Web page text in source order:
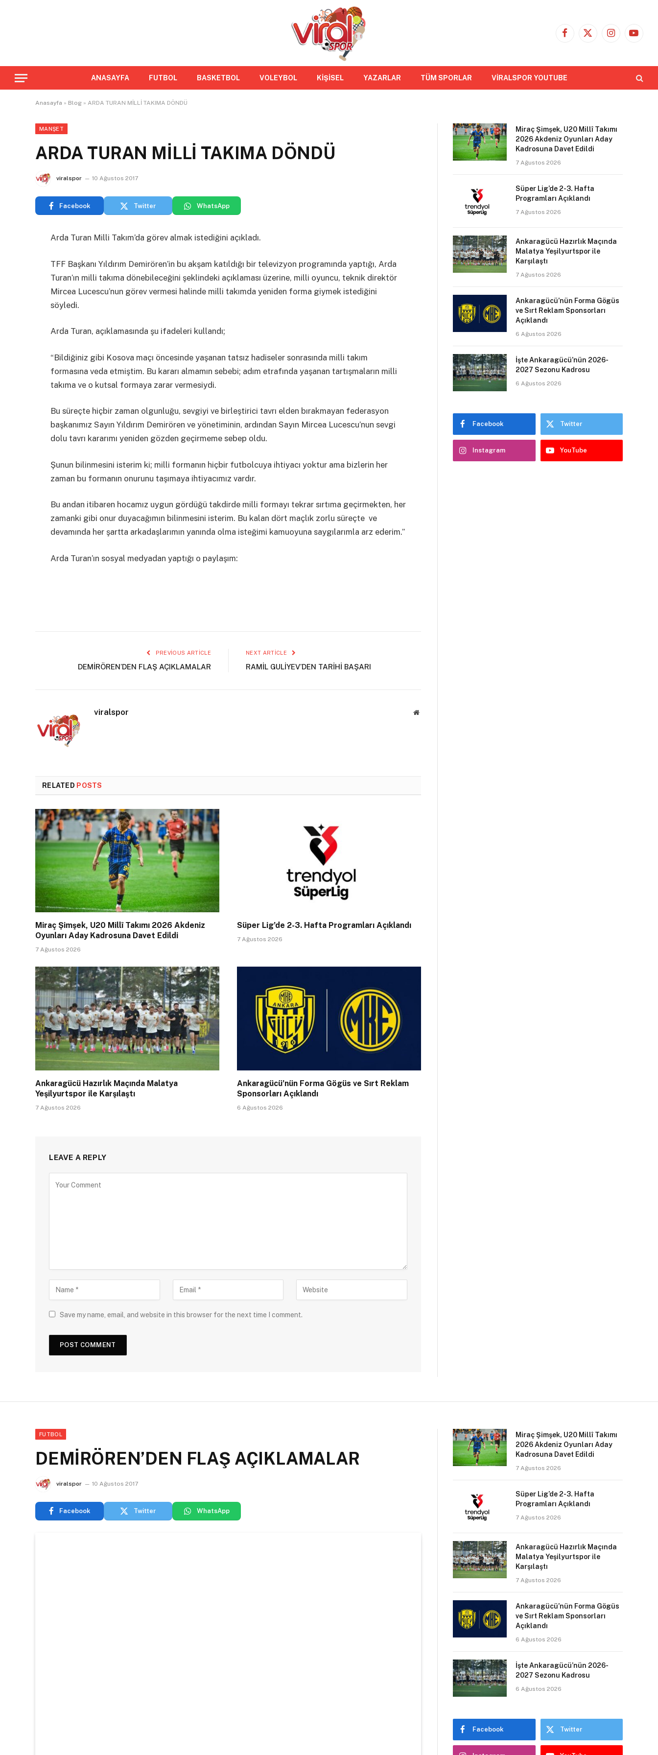
Facebook
X
Instagram
ANASAYFA FUTBOL BASKETBOL VOLEYBOL KİŞİSEL YAZARLAR TÜM SPORLAR VİRALSPOR YOUTUBE
Anasayfa » Blog » ARDA TURAN MİLLİ TAKIMA DÖNDÜ
MANŞET
ARDA TURAN MİLLİ TAKIMA DÖNDÜ
viralspor 10 Ağustos 2017
Facebook Twitter WhatsApp
Arda Turan Milli Takım’da görev almak istediğini açıkladı.
TFF Başkanı Yıldırım Demirören’in bu akşam katıldığı bir televizyon programında yaptığı, Arda
Turan’ın milli takıma dönebileceğini şeklindeki açıklaması üzerine, milli oyuncu, teknik direktör
Mircea Lucescu’nun görev vermesi halinde milli takımda yeniden forma giymek istediğini
söyledi.
Arda Turan, açıklamasında şu ifadeleri kullandı;
“Bildiğiniz gibi Kosova maçı öncesinde yaşanan tatsız hadiseler sonrasında milli takım
formasına veda etmiştim. Bu kararı almamın sebebi; adım etrafında yaşanan tartışmaların milli
takıma ve o kutsal formaya zarar vermesiydi.
Bu süreçte hiçbir zaman olgunluğu, sevgiyi ve birleştirici tavrı elden bırakmayan federasyon
başkanımız Sayın Yıldırım Demirören ve yönetiminin, ardından Sayın Mircea Lucescu’nun sevgi
dolu tavrı kararımı yeniden gözden geçirmeme sebep oldu.
Şunun bilinmesini isterim ki; milli formanın hiçbir futbolcuya ihtiyacı yoktur ama bizlerin her
zaman bu formanın onurunu taşımaya ihtiyacımız vardır.
Bu andan itibaren hocamız uygun gördüğü takdirde milli formayı tekrar sırtıma geçirmekten, her
zamanki gibi onur duyacağımın bilinmesini isterim. Bu kalan dört maçlık zorlu süreçte ve
devamında her şartta arkadaşlarımın yanında olma isteğimi kamuoyuna saygılarımla arz ederim.”
Arda Turan’ın sosyal medyadan yaptığı o paylaşım:
PREVIOUS ARTICLE
DEMİRÖREN’DEN FLAŞ AÇIKLAMALAR
NEXT ARTICLE
RAMİL GULİYEV’DEN TARİHİ BAŞARI
viralspor Website
RELATED POSTS
Miraç Şimşek, U20 Millî Takımı 2026 Akdeniz
Oyunları Aday Kadrosuna Davet Edildi
7 Ağustos 2026
Süper Lig’de 2-3. Hafta Programları Açıklandı
7 Ağustos 2026
Ankaragücü Hazırlık Maçında Malatya
Yeşilyurtspor ile Karşılaştı
7 Ağustos 2026
Ankaragücü’nün Forma Gögüs ve Sırt Reklam
Sponsorları Açıklandı
6 Ağustos 2026
LEAVE A REPLY
Save my name, email, and website in this browser for the next time I comment.
Miraç Şimşek, U20 Millî Takımı
2026 Akdeniz Oyunları Aday
Kadrosuna Davet Edildi
7 Ağustos 2026
Süper Lig’de 2-3. Hafta
Programları Açıklandı
7 Ağustos 2026
Ankaragücü Hazırlık Maçında
Malatya Yeşilyurtspor ile
Karşılaştı
7 Ağustos 2026
Ankaragücü’nün Forma Gögüs
ve Sırt Reklam Sponsorları
Açıklandı
6 Ağustos 2026
İşte Ankaragücü’nün 2026-
2027 Sezonu Kadrosu
6 Ağustos 2026
Facebook Twitter
Instagram YouTube
FUTBOL
DEMİRÖREN’DEN FLAŞ AÇIKLAMALAR
viralspor 10 Ağustos 2017
Facebook Twitter WhatsApp
Miraç Şimşek, U20 Millî Takımı
2026 Akdeniz Oyunları Aday
Kadrosuna Davet Edildi
7 Ağustos 2026
Süper Lig’de 2-3. Hafta
Programları Açıklandı
7 Ağustos 2026
Ankaragücü Hazırlık Maçında
Malatya Yeşilyurtspor ile
Karşılaştı
7 Ağustos 2026
Ankaragücü’nün Forma Gögüs
ve Sırt Reklam Sponsorları
Açıklandı
6 Ağustos 2026
İşte Ankaragücü’nün 2026-
2027 Sezonu Kadrosu
6 Ağustos 2026
Facebook Twitter